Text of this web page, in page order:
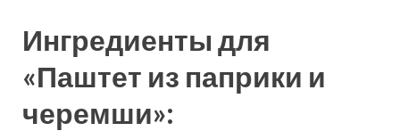
Ингредиенты для
«Паштет из паприки и
черемши»: